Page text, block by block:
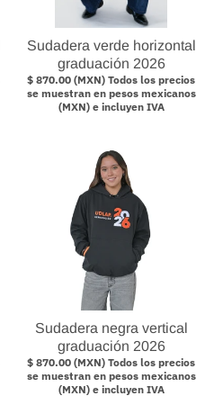
Sudadera verde horizontal
graduación 2026
$ 870.00 (MXN) Todos los precios
se muestran en pesos mexicanos
(MXN) e incluyen IVA
Sudadera negra vertical
graduación 2026
$ 870.00 (MXN) Todos los precios
se muestran en pesos mexicanos
(MXN) e incluyen IVA